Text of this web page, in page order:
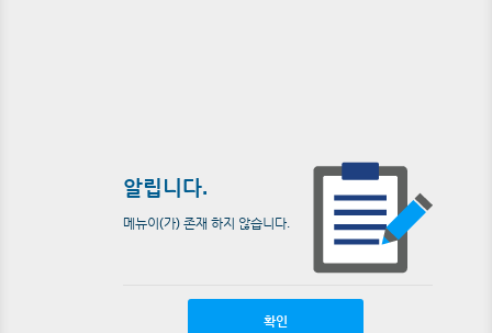
알립니다.
메뉴이(가) 존재 하지 않습니다.